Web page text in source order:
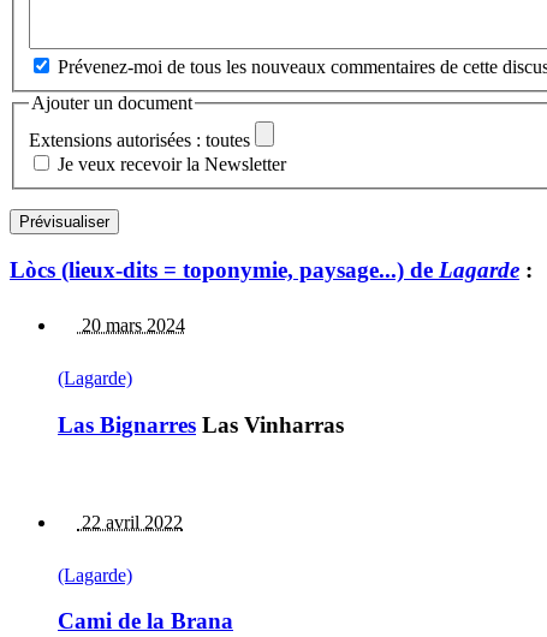
Prévenez-moi de tous les nouveaux commentaires de cette
Ajouter un document
Extensions autorisées : toutes
Je veux recevoir la Newsletter
Lòcs (lieux-dits = toponymie, paysage...) de Lagarde :
20 mars 2024
(Lagarde)
Las Bignarres Las Vinharras
22 avril 2022
(Lagarde)
Cami de la Brana